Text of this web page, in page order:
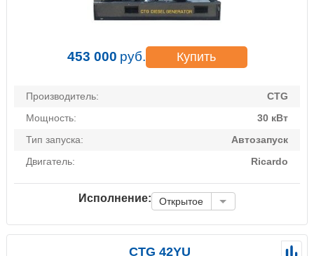
453 000 руб. Купить
Производитель:
CTG
Мощность:
30 кВт
Тип запуска:
Автозапуск
Двигатель:
Ricardo
Исполнение: Открытое
CTG 42YU